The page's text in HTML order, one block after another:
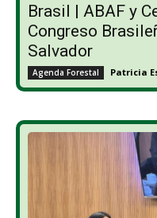
Brasil | ABAF y
Congreso
Salvador
Agenda Forestal Patricia